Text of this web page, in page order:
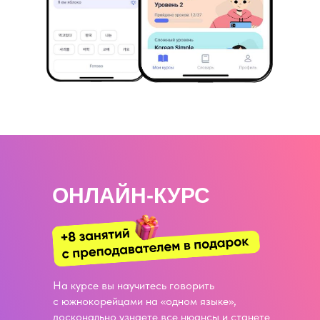
ОНЛАЙН-КУРС
На курсе вы научитесь говорить
с южнокорейцами на «одном языке»,
досконально узнаете все нюансы и станете